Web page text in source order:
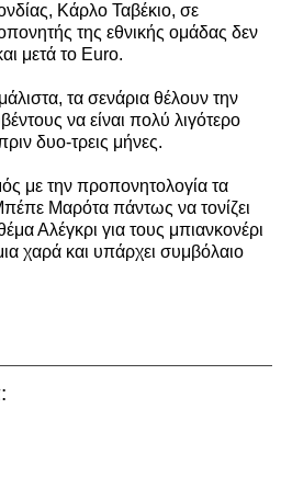
Κάρλο Ταβέκιο, σε
της εθνικής ομάδας δεν
μετά το Euro.
τα σενάρια θέλουν την
να είναι πολύ λιγότερο
δυο-τρεις μήνες.
με την προπονητολογία τα
Μαρότα πάντως να τονίζει
Αλέγκρι για τους μπιανκονέρι
χαρά και υπάρχει συμβόλαιο